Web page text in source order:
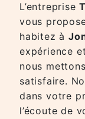
L’entreprise
vous
habitez à
expérience
nous
satisfaire.
dans votre
l’écoute de